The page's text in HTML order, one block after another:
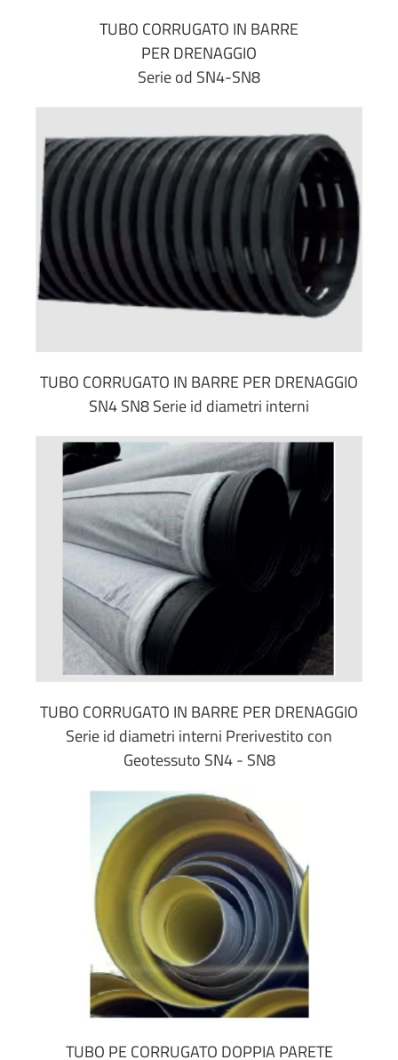
TUBO CORRUGATO IN BARRE
PER DRENAGGIO
Serie od SN4-SN8
TUBO CORRUGATO IN BARRE PER DRENAGGIO
SN4 SN8 Serie id diametri interni
TUBO CORRUGATO IN BARRE PER DRENAGGIO
Serie id diametri interni Prerivestito con
Geotessuto SN4 - SN8
TUBO PE CORRUGATO DOPPIA PARETE